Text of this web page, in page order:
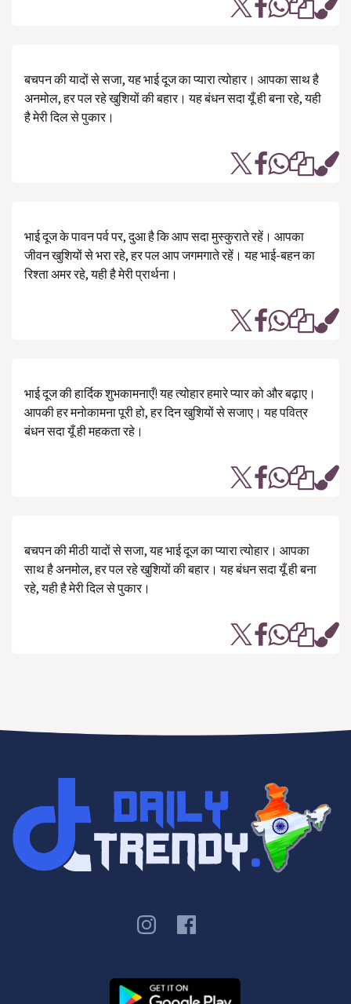
बचपन की यादों से सजा, यह भाई दूज का प्यारा त्योहार। आपका साथ है
अनमोल, हर पल रहे खुशियों की बहार। यह बंधन सदा यूँ ही बना रहे, यही
है मेरी दिल से पुकार।
भाई दूज के पावन पर्व पर, दुआ है कि आप सदा मुस्कुराते रहें। आपका
जीवन खुशियों से भरा रहे, हर पल आप जगमगाते रहें। यह भाई-बहन का
रिश्ता अमर रहे, यही है मेरी प्रार्थना।
भाई दूज की हार्दिक शुभकामनाएँ! यह त्योहार हमारे प्यार को और बढ़ाए।
आपकी हर मनोकामना पूरी हो, हर दिन खुशियों से सजाए। यह पवित्र
बंधन सदा यूँ ही महकता रहे।
बचपन की मीठी यादों से सजा, यह भाई दूज का प्यारा त्योहार। आपका
साथ है अनमोल, हर पल रहे खुशियों की बहार। यह बंधन सदा यूँ ही बना
रहे, यही है मेरी दिल से पुकार।